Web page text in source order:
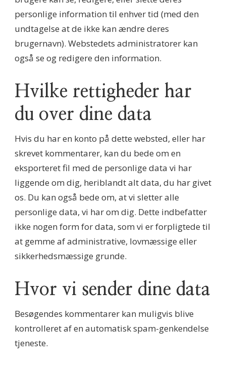
personlige information til enhver tid (med den
undtagelse at de ikke kan ændre deres
brugernavn). Webstedets administratorer kan
også se og redigere den information.
Hvilke rettigheder har
du over dine data
Hvis du har en konto på dette websted, eller har
skrevet kommentarer, kan du bede om en
eksporteret fil med de personlige data vi har
liggende om dig, heriblandt alt data, du har givet
os. Du kan også bede om, at vi sletter alle
personlige data, vi har om dig. Dette indbefatter
ikke nogen form for data, som vi er forpligtede til
at gemme af administrative, lovmæssige eller
sikkerhedsmæssige grunde.
Hvor vi sender dine data
Besøgendes kommentarer kan muligvis blive
kontrolleret af en automatisk spam-genkendelse
tjeneste.